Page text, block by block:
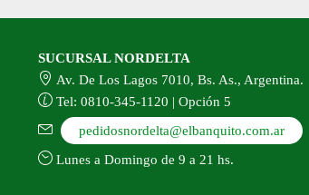
SUCURSAL NORDELTA
Av. De Los Lagos 7010, Bs. As., Argentina.
Tel: 0810-345-1120 | Opción 5
pedidosnordelta@elbanquito.com.ar
Lunes a Domingo de 9 a 21 hs.